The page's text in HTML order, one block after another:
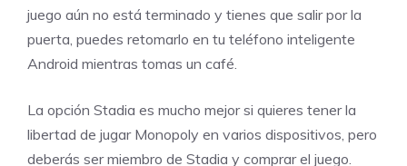
juego aún no está terminado y tienes que salir por la
puerta, puedes retomarlo en tu teléfono inteligente
Android mientras tomas un café.
La opción Stadia es mucho mejor si quieres tener la
libertad de jugar Monopoly en varios dispositivos, pero
deberás ser miembro de Stadia y comprar el juego.